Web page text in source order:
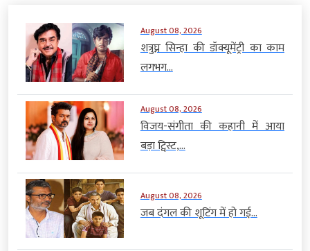
August 08, 2026
शत्रुघ्न सिन्हा की डॉक्यूमेंट्री का काम
लगभग...
August 08, 2026
विजय-संगीता की कहानी में आया
बड़ा ट्विस्ट,...
August 08, 2026
जब दंगल की शूटिंग में हो गई...